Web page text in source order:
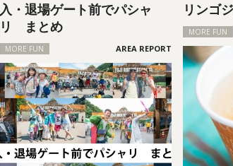
入・退場ゲート前でパシャ
リ まとめ
MORE FUN
リンゴ
MORE FUN